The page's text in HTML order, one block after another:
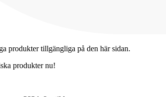
produkter tillgängliga på den här sidan.
produkter nu!